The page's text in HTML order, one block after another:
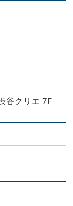
谷クリエ 7F